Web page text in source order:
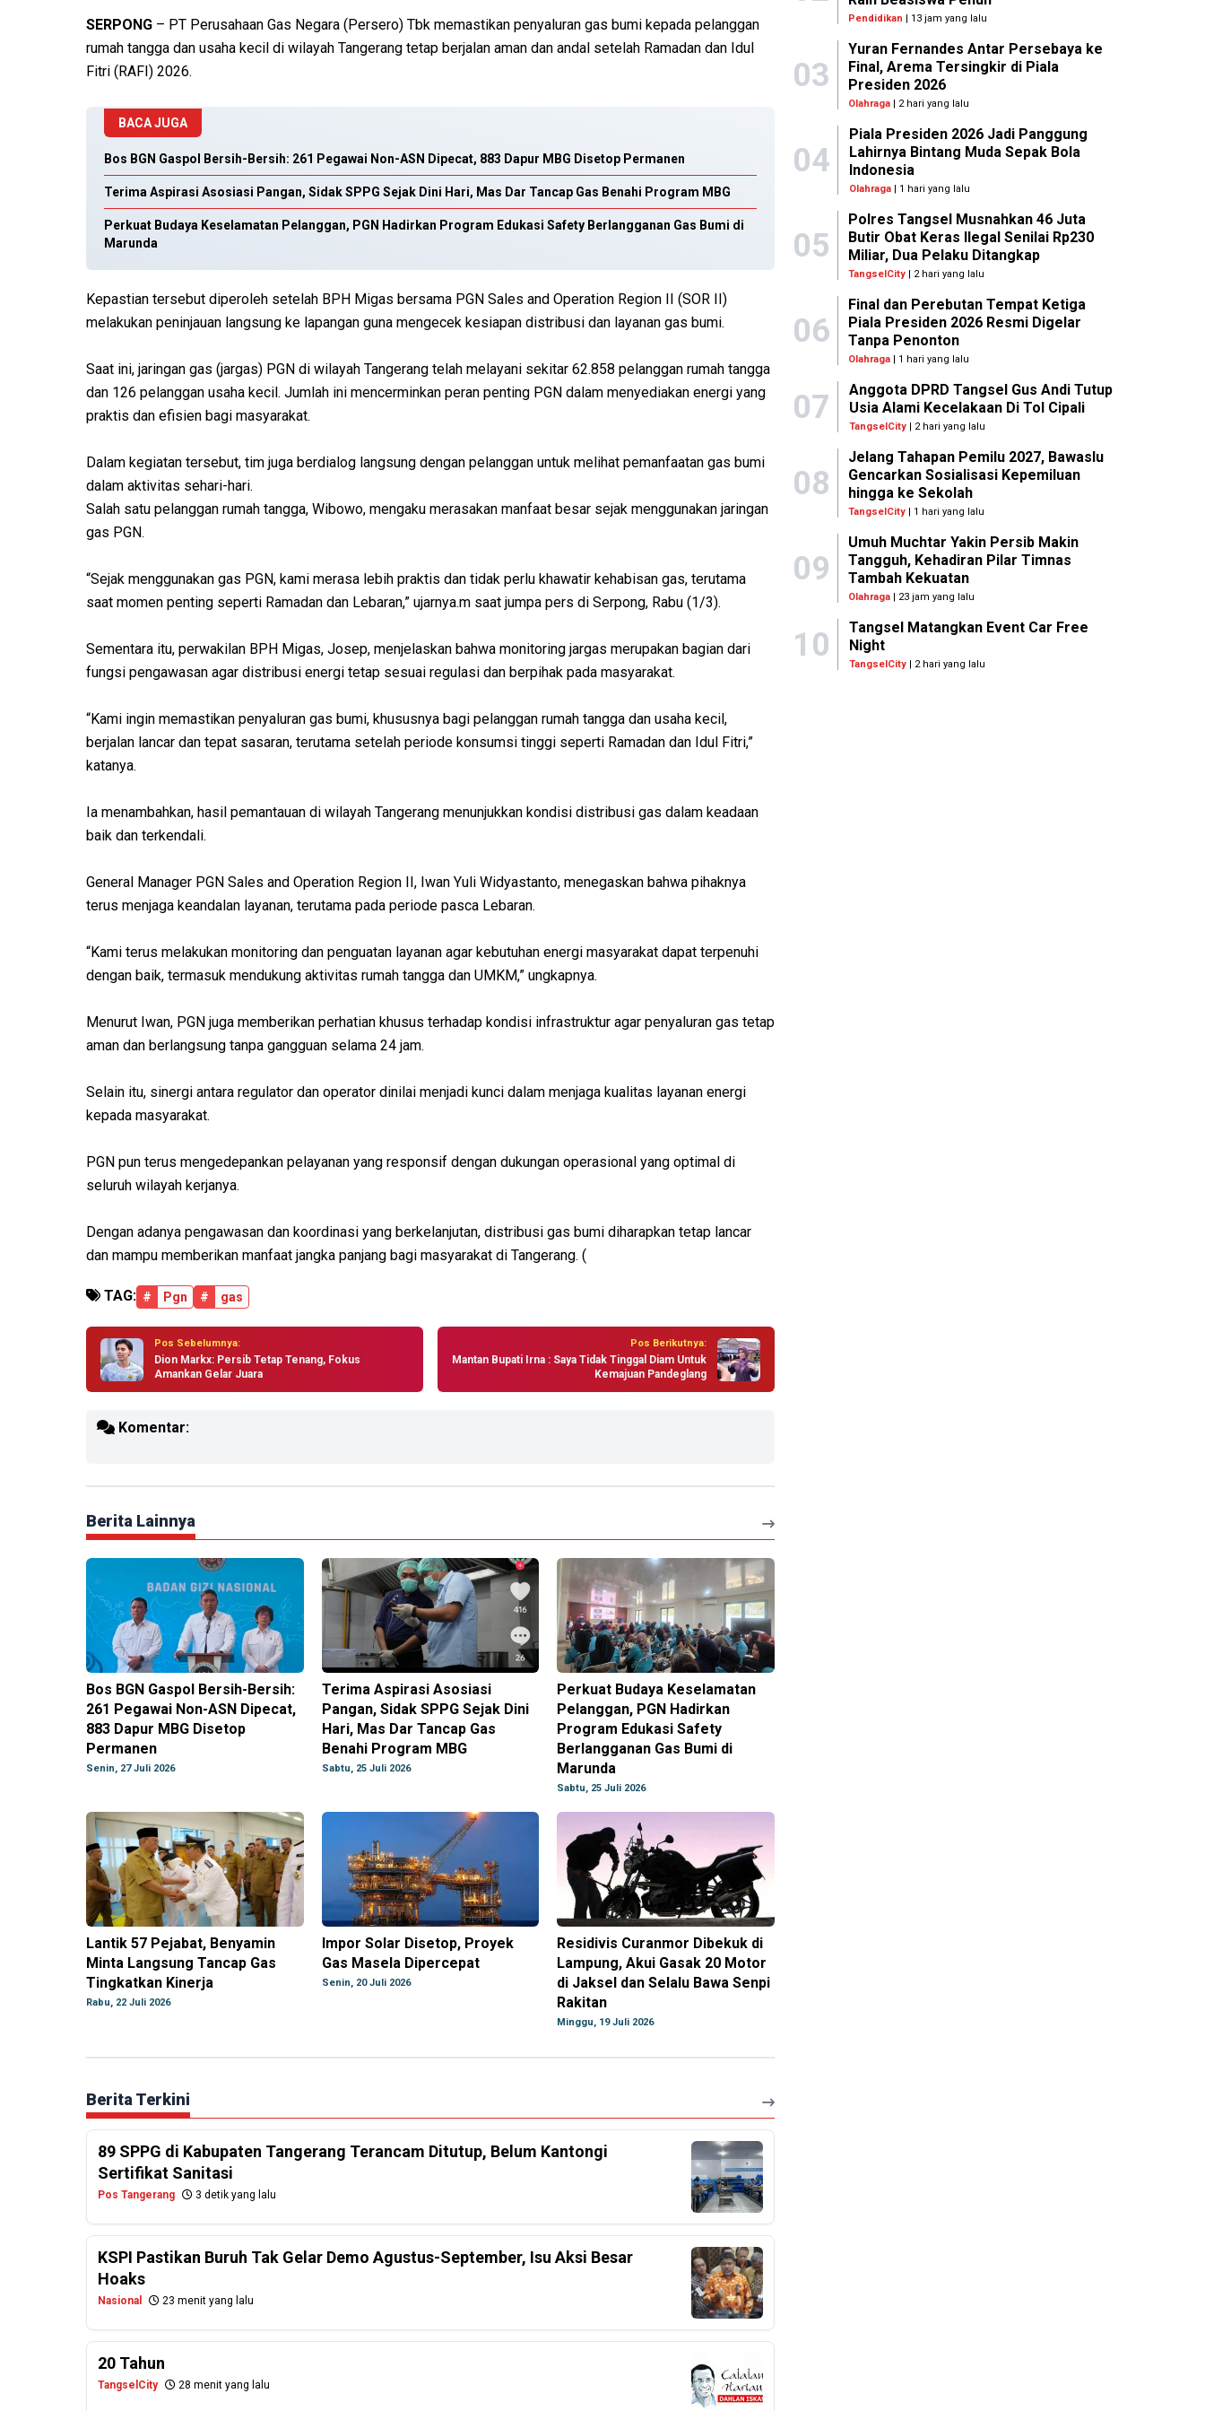
SERPONG – PT Perusahaan Gas Negara (Persero) Tbk memastikan penyaluran gas bumi kepada pelanggan
rumah tangga dan usaha kecil di wilayah Tangerang tetap berjalan aman dan andal setelah Ramadan dan Idul
Fitri (RAFI) 2026.
BACA JUGA
Bos BGN Gaspol Bersih-Bersih: 261 Pegawai Non-ASN Dipecat, 883 Dapur MBG Disetop Permanen
Terima Aspirasi Asosiasi Pangan, Sidak SPPG Sejak Dini Hari, Mas Dar Tancap Gas Benahi Program MBG
Perkuat Budaya Keselamatan Pelanggan, PGN Hadirkan Program Edukasi Safety Berlangganan Gas Bumi di
Marunda
Kepastian tersebut diperoleh setelah BPH Migas bersama PGN Sales and Operation Region II (SOR II)
melakukan peninjauan langsung ke lapangan guna mengecek kesiapan distribusi dan layanan gas bumi.
Saat ini, jaringan gas (jargas) PGN di wilayah Tangerang telah melayani sekitar 62.858 pelanggan rumah tangga
dan 126 pelanggan usaha kecil. Jumlah ini mencerminkan peran penting PGN dalam menyediakan energi yang
praktis dan efisien bagi masyarakat.
Dalam kegiatan tersebut, tim juga berdialog langsung dengan pelanggan untuk melihat pemanfaatan gas bumi
dalam aktivitas sehari-hari.
Salah satu pelanggan rumah tangga, Wibowo, mengaku merasakan manfaat besar sejak menggunakan jaringan
gas PGN.
“Sejak menggunakan gas PGN, kami merasa lebih praktis dan tidak perlu khawatir kehabisan gas, terutama
saat momen penting seperti Ramadan dan Lebaran,” ujarnya.m saat jumpa pers di Serpong, Rabu (1/3).
Sementara itu, perwakilan BPH Migas, Josep, menjelaskan bahwa monitoring jargas merupakan bagian dari
fungsi pengawasan agar distribusi energi tetap sesuai regulasi dan berpihak pada masyarakat.
“Kami ingin memastikan penyaluran gas bumi, khususnya bagi pelanggan rumah tangga dan usaha kecil,
berjalan lancar dan tepat sasaran, terutama setelah periode konsumsi tinggi seperti Ramadan dan Idul Fitri,”
katanya.
Ia menambahkan, hasil pemantauan di wilayah Tangerang menunjukkan kondisi distribusi gas dalam keadaan
baik dan terkendali.
General Manager PGN Sales and Operation Region II, Iwan Yuli Widyastanto, menegaskan bahwa pihaknya
terus menjaga keandalan layanan, terutama pada periode pasca Lebaran.
“Kami terus melakukan monitoring dan penguatan layanan agar kebutuhan energi masyarakat dapat terpenuhi
dengan baik, termasuk mendukung aktivitas rumah tangga dan UMKM,” ungkapnya.
Menurut Iwan, PGN juga memberikan perhatian khusus terhadap kondisi infrastruktur agar penyaluran gas tetap
aman dan berlangsung tanpa gangguan selama 24 jam.
Selain itu, sinergi antara regulator dan operator dinilai menjadi kunci dalam menjaga kualitas layanan energi
kepada masyarakat.
PGN pun terus mengedepankan pelayanan yang responsif dengan dukungan operasional yang optimal di
seluruh wilayah kerjanya.
Dengan adanya pengawasan dan koordinasi yang berkelanjutan, distribusi gas bumi diharapkan tetap lancar
dan mampu memberikan manfaat jangka panjang bagi masyarakat di Tangerang. (
TAG: # Pgn # gas
Pos Sebelumnya:
Dion Markx: Persib Tetap Tenang, Fokus
Amankan Gelar Juara
Pos Berikutnya:
Mantan Bupati Irna : Saya Tidak Tinggal Diam Untuk
Kemajuan Pandeglang
Komentar:
Berita Lainnya
Bos BGN Gaspol Bersih-Bersih:
261 Pegawai Non-ASN Dipecat,
883 Dapur MBG Disetop
Permanen
Senin, 27 Juli 2026
Terima Aspirasi Asosiasi
Pangan, Sidak SPPG Sejak Dini
Hari, Mas Dar Tancap Gas
Benahi Program MBG
Sabtu, 25 Juli 2026
Perkuat Budaya Keselamatan
Pelanggan, PGN Hadirkan
Program Edukasi Safety
Berlangganan Gas Bumi di
Marunda
Sabtu, 25 Juli 2026
Lantik 57 Pejabat, Benyamin
Minta Langsung Tancap Gas
Tingkatkan Kinerja
Rabu, 22 Juli 2026
Impor Solar Disetop, Proyek
Gas Masela Dipercepat
Senin, 20 Juli 2026
Residivis Curanmor Dibekuk di
Lampung, Akui Gasak 20 Motor
di Jaksel dan Selalu Bawa Senpi
Rakitan
Minggu, 19 Juli 2026
Berita Terkini
89 SPPG di Kabupaten Tangerang Terancam Ditutup, Belum Kantongi
Sertifikat Sanitasi
Pos Tangerang 3 detik yang lalu
KSPI Pastikan Buruh Tak Gelar Demo Agustus-September, Isu Aksi Besar
Hoaks
Nasional 23 menit yang lalu
20 Tahun
TangselCity 28 menit yang lalu
Pendidikan | 13 jam yang lalu
03
Yuran Fernandes Antar Persebaya ke
Final, Arema Tersingkir di Piala
Presiden 2026
Olahraga | 2 hari yang lalu
04
Piala Presiden 2026 Jadi Panggung
Lahirnya Bintang Muda Sepak Bola
Indonesia
Olahraga| 1 hari yang lalu
05
Polres Tangsel Musnahkan 46 Juta
Butir Obat Keras Ilegal Senilai Rp230
Miliar, Dua Pelaku Ditangkap
TangselCity | 2 hari yang lalu
06
Final dan Perebutan Tempat Ketiga
Piala Presiden 2026 Resmi Digelar
Tanpa Penonton
Olahraga | 1 hari yang lalu
07
Anggota DPRD Tangsel Gus Andi Tutup
Usia Alami Kecelakaan Di Tol Cipali
TangselCity| 2 hari yang lalu
08
Jelang Tahapan Pemilu 2027, Bawaslu
Gencarkan Sosialisasi Kepemiluan
hingga ke Sekolah
TangselCity | 1 hari yang lalu
09
Umuh Muchtar Yakin Persib Makin
Tangguh, Kehadiran Pilar Timnas
Tambah Kekuatan
Olahraga | 23 jam yang lalu
10
Tangsel Matangkan Event Car Free
Night
TangselCity| 2 hari yang lalu